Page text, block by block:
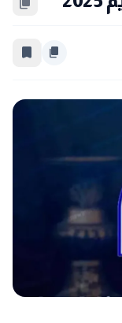
content_copy
bookmark_border